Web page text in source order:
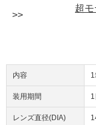
超
内容
装用期間
レンズ直径(DIA)